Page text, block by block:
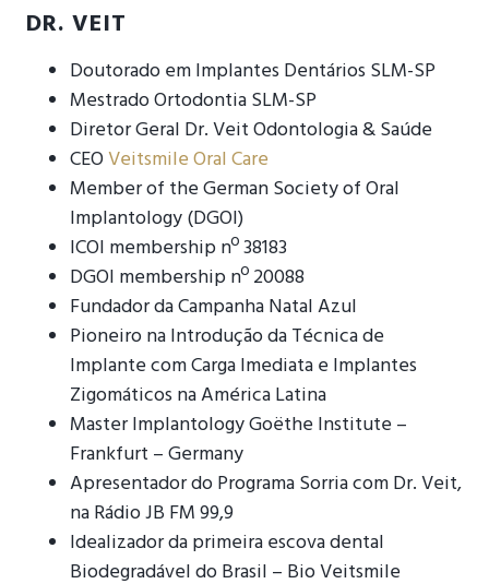
DR. VEIT
Doutorado em Implantes Dentários SLM-SP
Mestrado Ortodontia SLM-SP
Diretor Geral Dr. Veit Odontologia & Saúde
CEOVeitsmile Oral Care
Member of the German Society of Oral
Implantology (DGOI)
ICOI membership nº 38183
DGOI membership nº 20088
Fundador da Campanha Natal Azul
Pioneiro na Introdução da Técnica de
Implante com Carga Imediata e Implantes
Zigomáticos na América Latina
Master Implantology Goëthe Institute –
Frankfurt – Germany
Apresentador do Programa Sorria com Dr. Veit,
na Rádio JB FM 99,9
Idealizador da primeira escova dental
Biodegradável do Brasil – Bio Veitsmile